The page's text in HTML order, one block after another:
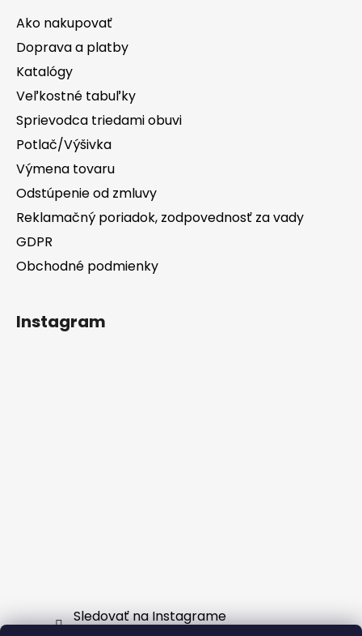
Ako nakupovať
Doprava a platby
Katalógy
Veľkostné tabuľky
Sprievodca triedami obuvi
Potlač/Výšivka
Výmena tovaru
Odstúpenie od zmluvy
Reklamačný poriadok, zodpovednosť za vady
GDPR
Obchodné podmienky
Instagram
Sledovať na Instagrame